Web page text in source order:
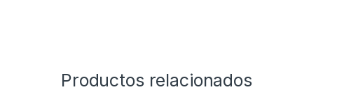
Productos relacionados